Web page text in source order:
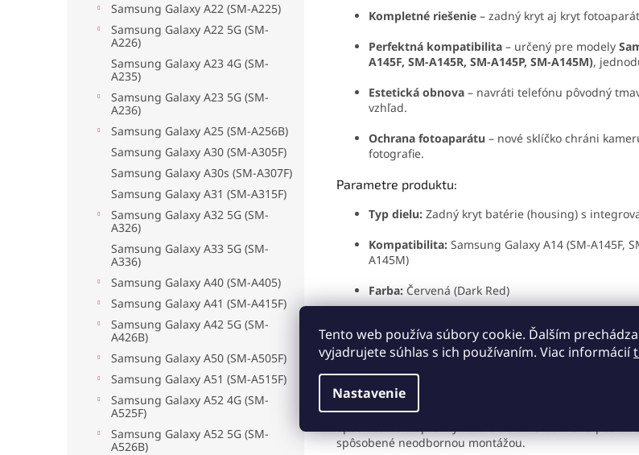
Tento web používa súbory cookie. Ďalším
vyjadrujete súhlas s ich používaním. Viac informácií
Nastavenie
Samsung Galaxy A22 (SM-A225)
Samsung Galaxy A22 5G (SM-
A226)
Samsung Galaxy A23 4G (SM-
A235)
Samsung Galaxy A23 5G (SM-
A236)
Samsung Galaxy A25 (SM-A256B)
Samsung Galaxy A30 (SM-A305F)
Samsung Galaxy A30s (SM-A307F)
Samsung Galaxy A31 (SM-A315F)
Samsung Galaxy A32 5G (SM-
A326)
Samsung Galaxy A33 5G (SM-
A336)
Samsung Galaxy A40 (SM-A405)
Samsung Galaxy A41 (SM-A415F)
Samsung Galaxy A42 5G (SM-
A426B)
Samsung Galaxy A50 (SM-A505F)
Samsung Galaxy A51 (SM-A515F)
Samsung Galaxy A52 4G (SM-
A525F)
Samsung Galaxy A52 5G (SM-
A526B)
Kompletné riešenie – zadný kryt aj kryt
Perfektná kompatibilita – určený pre modely
A145F, SM-A145R, SM-A145P, SM-A145M),
Estetická obnova – navráti telefónu pôvodný
vzhľad.
Ochrana fotoaparátu – nové sklíčko chráni
fotografie.
Parametre produktu:
Typ dielu: Zadný kryt batérie (housing) s
Kompatibilita: Samsung Galaxy A14 (SM-A145F,
A145M)
Farba: Červená (Dark Red)
Stav:Nový, náhradný diel
Odporúčame výmenu zveriť odborníkovi alebo ju
spôsobené neodbornou montážou.